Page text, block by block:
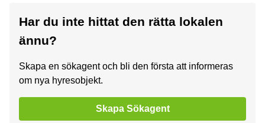
Har du inte hittat den rätta lokalen
ännu?
Skapa en sökagent och bli den första att informeras
om nya hyresobjekt.
Skapa Sökagent